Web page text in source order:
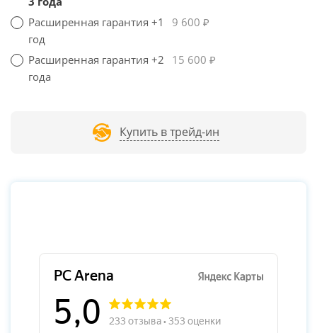
Расширенная гарантия +1
год
9 600 ₽
Расширенная гарантия +2
года
15 600 ₽
Купить в трейд-ин